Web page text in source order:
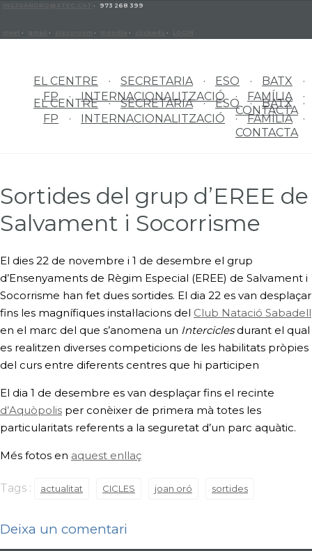
· 973 268 399
· · · · ·
EL CENTRE SECRETARIA ESO
BATX
FP
INTERNACIONALITZACIÓ
FAMÍLIA
CONTACTA
EL CENTRE SECRETARIA ESO
BATX
FP
INTERNACIONALITZACIÓ
FAMÍLIA
CONTACTA
Sortides del grup d’EREE de
Salvament i Socorrisme
El dies 22 de novembre i 1 de desembre el grup
d’Ensenyaments de Règim Especial (EREE) de Salvament i
Socorrisme han fet dues sortides. El dia 22 es van desplaçar
fins les magnífiques instal·lacions del Club Natació Sabadell
en el marc del que s’anomena un Interciclesdurant el qual
es realitzen diverses competicions de les habilitats pròpies
del curs entre diferents centres que hi participen
El dia 1 de desembre es van desplaçar fins el recinte
d’Aquòpolis per conèixer de primera mà totes les
particularitats referents a la seguretat d’un parc aquàtic.
Més fotos en aquest enllaç
Tags : actualitat CICLES joan oró sortides
Deixa un comentari